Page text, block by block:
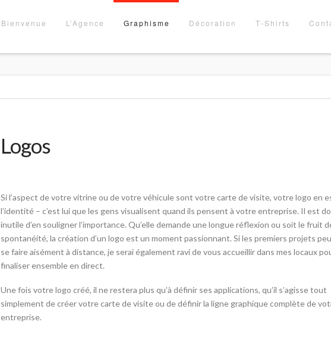
Bienvenue L’Agence Graphisme Décoration T-Shirts
Logos
Si l’aspect de votre vitrine ou de votre véhicule sont votre carte de visite, votre logo en
l’identité – c’est lui que les gens visualisent quand ils pensent à votre entreprise. Il est
inutile d’en souligner l’importance. Qu’elle demande une longue réflexion ou soit le fruit
spontanéité, la création d’un logo est un moment passionnant. Si les premiers projets
se faire aisément à distance, je serai également ravi de vous accueillir dans mes locaux
finaliser ensemble en direct.
Une fois votre logo créé, il ne restera plus qu’à définir ses applications, qu’il s’agisse tout
simplement de créer votre carte de visite ou de définir la ligne graphique complète de
entreprise.